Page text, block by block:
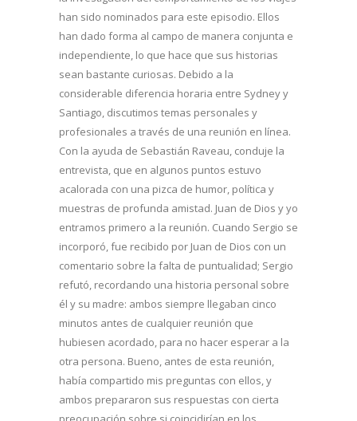
han sido nominados para este episodio. Ellos
han dado forma al campo de manera conjunta e
independiente, lo que hace que sus historias
sean bastante curiosas. Debido a la
considerable diferencia horaria entre Sydney y
Santiago, discutimos temas personales y
profesionales a través de una reunión en línea.
Con la ayuda de Sebastián Raveau, conduje la
entrevista, que en algunos puntos estuvo
acalorada con una pizca de humor, política y
muestras de profunda amistad. Juan de Dios y yo
entramos primero a la reunión. Cuando Sergio se
incorporó, fue recibido por Juan de Dios con un
comentario sobre la falta de puntualidad; Sergio
refutó, recordando una historia personal sobre
él y su madre: ambos siempre llegaban cinco
minutos antes de cualquier reunión que
hubiesen acordado, para no hacer esperar a la
otra persona. Bueno, antes de esta reunión,
había compartido mis preguntas con ellos, y
ambos prepararon sus respuestas con cierta